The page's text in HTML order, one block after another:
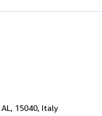
15040, Italy